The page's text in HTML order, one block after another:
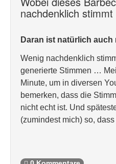
nachdenklich
Daran ist natürlich
Wenig nachdenklich
generierte Stimmen …
Minute, um in diversen
bemerken, dass die
nicht echt ist. Und
(zumindest mich) so,